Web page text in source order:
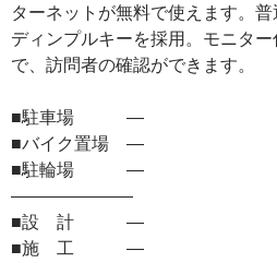
ターネットが無料で使えます。
ディンプルキーを採用。モニタ
で、訪問者の確認ができます。
■駐車場 ―
■バイク置場 ―
■駐輪場 ―
―――――――
■設 計 ―
■施 工 ―